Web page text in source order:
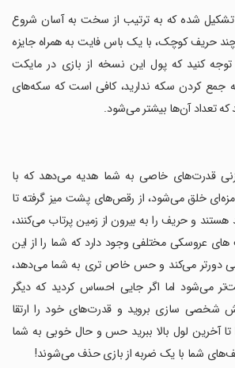
تشکیل شده که به ترتیب از سخت به آسان شروع
حریف کوچک، با یک باس فایت به همراه جایزه
توجه کنید که پول این نسخه از بازی در مایکت
جمع کردن سکه ندارید، کافی است که سکه‌های
که تعداد آن‌ها بیشتر می‌شود.
زنی قدرت‌های خاصی به شما هدیه می‌دهد که با
مزه‌ای خلق می‌شود، از رقص‌های پشت میز گرفته تا
هستند و حریف را به بیرون از زمین پرتاب می‌کنند،
عروسکی مختلفی وجود دارد که شما را از این
دورتر می‌کند و حس خاص تری به شما می‌دهد،
می‌شود اما اگر جایی احساس کردید که دیگر
شخصی سازی بروید و قدرت‌های خود را ارتقا
تا آخرین لول بالا ببرید حس و حال خوبی به شما
شما با یک ضربه از بازی حذف می‌شوند!